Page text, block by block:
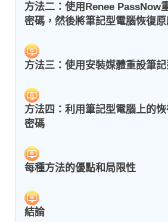
方法二：使用Renee PassNow
密碼，然後將筆記型電腦恢復
方法三：使用安裝媒體重設筆
方法四：利用筆記型電腦上的
密碼
每種方法的優點和局限性
結論